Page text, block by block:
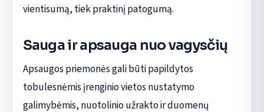
vientisumą, tiek praktinį patogumą.
Sauga ir apsauga nuo vagysčių
Apsaugos priemonės gali būti papildytos
tobulesnėmis įrenginio vietos nustatymo
galimybėmis, nuotolinio užrakto ir duomenų